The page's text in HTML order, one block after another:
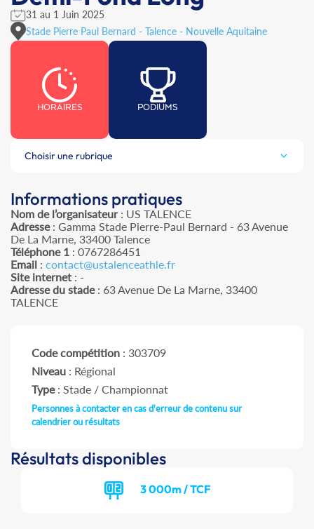
31 au 1 Juin 2025
Stade Pierre Paul Bernard - Talence - Nouvelle Aquitaine
HORAIRES PODIUMS
Choisir une rubrique
Informations pratiques
Nom de l’organisateur: US TALENCE
Adresse: Gamma Stade Pierre-Paul Bernard - 63 Avenue
De La Marne, 33400 Talence
Téléphone 1 : 0767286451
Email : contact@ustalenceathle.fr
Site internet : -
Adresse du stade: 63 Avenue De La Marne, 33400
TALENCE
Code compétition : 303709
Niveau : Régional
Type: Stade / Championnat
Personnes à contacter en cas d'erreur de contenu sur
calendrier ou résultats
Résultats disponibles
3 000m / TCF